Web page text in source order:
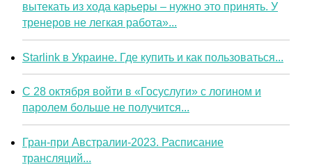
вытекать из хода карьеры – нужно это принять. У
тренеров не легкая работа»...
Starlink в Украине. Где купить и как пользоваться...
С 28 октября войти в «Госуслуги» с логином и
паролем больше не получится...
Гран-при Австралии-2023. Расписание
трансляций...